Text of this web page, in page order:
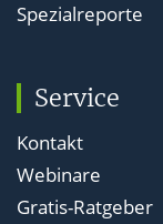
Spezialreporte
Service
Kontakt
Webinare
Gratis-Ratgeber